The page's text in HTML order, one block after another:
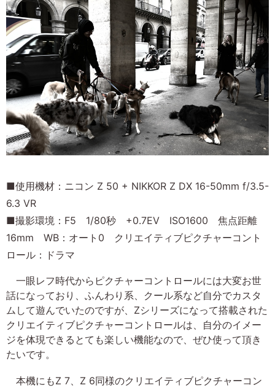
■使用機材：ニコン Z 50 + NIKKOR Z DX 16-50mm f/3.5-
6.3 VR
■撮影環境：F5 1/80秒 +0.7EV ISO1600 焦点距離
16mm WB：オート0 クリエイティブピクチャーコント
ロール：ドラマ
一眼レフ時代からピクチャーコントロールには大変お世
話になっており、ふんわり系、クール系など自分でカスタ
ムして遊んでいたのですが、Zシリーズになって搭載された
クリエイティブピクチャーコントロールは、自分のイメー
ジを体現できるとても楽しい機能なので、ぜひ使って頂き
たいです。
本機にもZ 7、Z 6同様のクリエイティブピクチャーコン